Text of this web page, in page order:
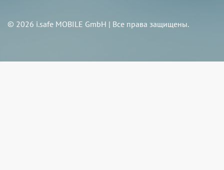
© 2026 i.safe MOBILE GmbH | Все права защищены.